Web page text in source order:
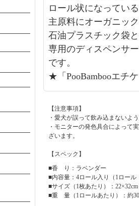
ロール状になってい
主原料にオーガニッ
石油プラスチック袋
専用のディスペンサ
です。
★「PooBambooエチ
【注意事項】
・愛犬が誤って飲み込まないよ
・モニターの発色具合によって
ざいます。
【スペック】
■香 り：ラベンダー
■内容量：4ロール入り（1ロール
■サイズ（1枚あたり）：22×32cm
■重 量（1ロールあたり）：約